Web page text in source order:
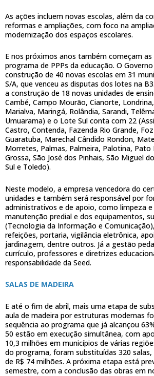
As ações incluem novas escolas, além da
reformas e ampliações, com foco na
modernização dos espaços escolares.
E nos próximos anos também começam
programa de PPPs da educação. O
construção de 40 novas escolas em 31
S/A, que venceu as disputas dos lotes na
a construção de 18 novas unidades de
Cambé, Campo Mourão, Cianorte,
Marialva, Maringá, Rolândia, Sarandi,
Umuarama) e o Lote Sul conta com 22
Castro, Contenda, Fazenda Rio Grande,
Guaratuba, Marechal Cândido Rondon,
Morretes, Palmas, Palmeira, Palotina,
Grossa, São José dos Pinhais, São Miguel
Sul e Toledo).
Neste modelo, a empresa vencedora do
unidades e também será responsável por
administrativos e de apoio, como limpeza e
manutenção predial e dos equipamentos,
(Tecnologia da Informação e
refeições, portaria, vigilância eletrônica,
jardinagem, dentre outros. Já a gestão
currículo, professores e diretrizes
responsabilidade da Seed.
SALAS DE MADEIRA
E até o fim de abril, mais uma etapa de
aula de madeira por estruturas modernas
sequência ao programa que já alcançou
50 estão em execução simultânea, com
10,3 milhões em municípios de várias
do programa, foram substituídas 320
de R$ 74 milhões. A próxima etapa está
semestre, com a conclusão das obras em